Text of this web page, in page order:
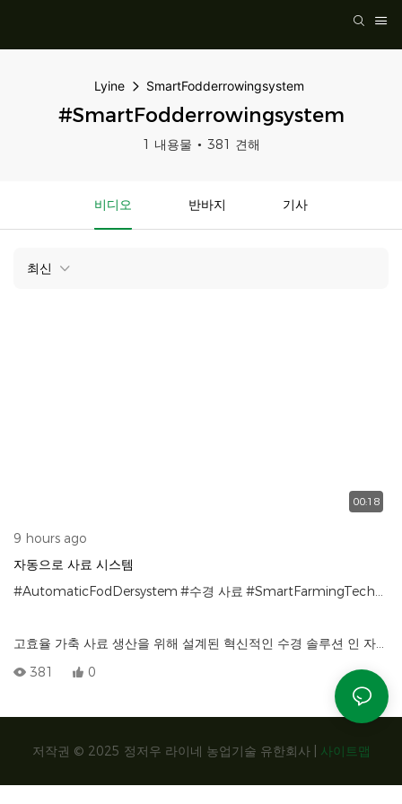
Lyine SmartFodderrowingsystem
#SmartFodderrowingsystem
1 내용물 381 견해
비디오 반바지 기사
최신
00:18
9 hours ago
자동으로 사료 시스템
#AutomaticFodDersystem #수경 사료 #SmartFarmingTechnology
고효율 가축 사료 생산을 위해 설계된 혁신적인 수경 솔루션 인 자동
사료 시스템. 완전 자동화 된 공정을 사용 하여이 스마트 사료 용기
는 보리 나 밀과 같은 곡물에서 신선하고 영양이 풍부한 녹색 사료를
자랄 수 있습니다 6–8 날—토양이 없으면 전통적인 농업보다 90%
381 0
저작권 © 2025 정저우 라이네 농업기술 유한회사 | 사이트맵